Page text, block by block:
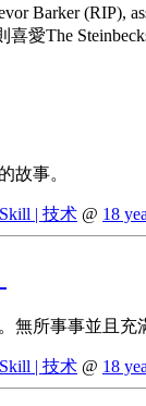
Barker
喜愛The
故事。
Skill | 技术 @ 18
無所事事並且充
Skill | 技术 @ 18